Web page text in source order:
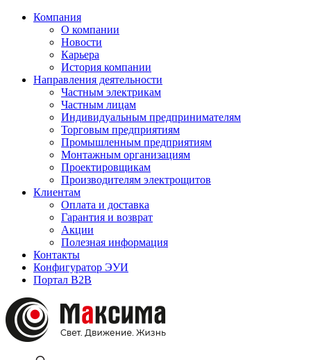
Компания
О компании
Новости
Карьера
История компании
Направления деятельности
Частным электрикам
Частным лицам
Индивидуальным предпринимателям
Торговым предприятиям
Промышленным предприятиям
Монтажным организациям
Проектировщикам
Производителям электрощитов
Клиентам
Оплата и доставка
Гарантия и возврат
Акции
Полезная информация
Контакты
Конфигуратор ЭУИ
Портал B2B